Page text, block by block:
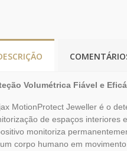
Volumétrica Fiável e
MotionProtect Jeweller é o
de espaços interiores
monitoriza
corpo humano em